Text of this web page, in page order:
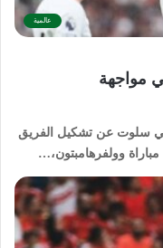
عالمية
مواجهة
سلوت عن تشكيل الفريق
وولفرهامبتون،…